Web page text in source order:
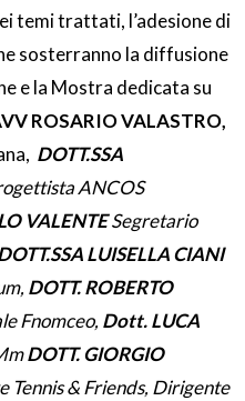
temi trattati, l’adesione di
sosterranno la diffusione
e la Mostra dedicata su
ROSARIO VALASTRO,
DOTT.SSA
ANCOS
VALENTESegretario
LUISELLA CIANI
DOTT. ROBERTO
Fnomceo, Dott. LUCA
DOTT. GIORGIO
Tennis & Friends, Dirigente